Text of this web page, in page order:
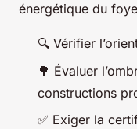
énergétique du
🔍 Vérifier
🌳 Évaluer
constructions
✅ Exiger la